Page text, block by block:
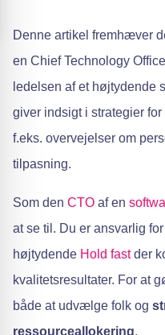
Denne artikel fremhæver
en Chief Technology
ledelsen af et højtydende
giver indsigt i strategier
f.eks. overvejelser om
tilpasning.
Som den CTO af en
at se til. Du er ansvarlig
højtydende Hold fastder
kvalitetsresultater. For at
både at udvælge folk og
ressourceallokering.